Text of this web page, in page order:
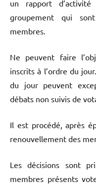
un rapport
groupement qui
membres.
Ne peuvent faire
inscrits à l’ordre du
du jour peuvent
débats non suivis de
Il est procédé, après
renouvellement des
Les décisions sont
membres présents